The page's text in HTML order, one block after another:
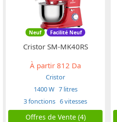
Neuf Facilité Neuf
Cristor SM-MK40RS
À partir 812 Da
Cristor
1400 W 7 litres
3 fonctions 6 vitesses
Offres de Vente (4)